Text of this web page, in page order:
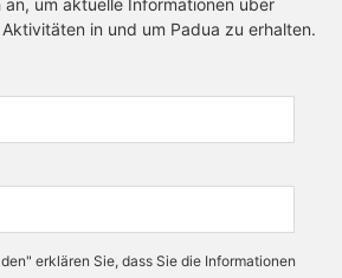
in und um Padua zu erhalten.
erklären Sie, dass Sie die Informationen